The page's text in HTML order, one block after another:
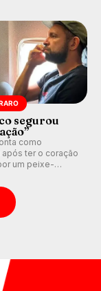
até 16 dias.
segurou
como
ter o coração
um peixe-
surfava na